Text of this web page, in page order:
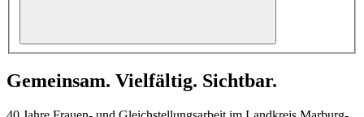
Gemeinsam. Vielfältig. Sichtbar.